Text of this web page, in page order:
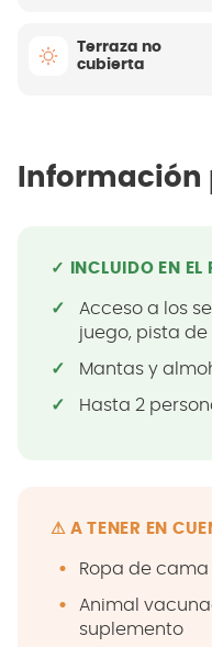
Terraza no
cubierta
✓ INCLUIDO EN EL
Acceso a los
juego, pista
Mantas y
Hasta 2
⚠ A TENER EN
Ropa de cama
Animal
suplemento